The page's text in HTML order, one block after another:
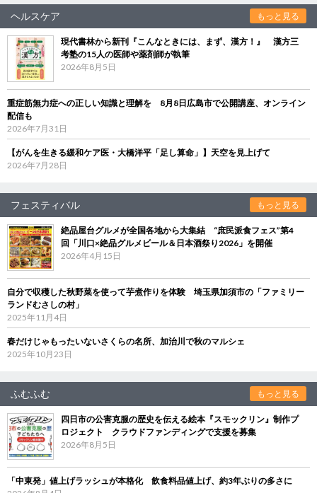
ヘルスケア もっと見る
現代書林から新刊『こんなときには、まず、漢方！』 漢方三
考塾の15人の医師や薬剤師が執筆
2026年8月5日
重症筋無力症への正しい知識と理解を 8月8日広島市で公開講座、オンライン
配信も
2026年7月31日
【がんを生きる緩和ケア医・大橋洋平「足し算命」】天空を見上げて
2026年7月28日
フェスティバル もっと見る
絶品屋台グルメが全国各地から大集結 “庶民派食フェス”第4
回「川口×絶品グルメビール＆日本酒祭り2026」を開催
2026年4月15日
自分で収穫した秋野菜を使って芋煮作りを体験 埼玉県加須市の「ファミリー
ランドむさしの村」
2025年11月4日
春だけじゃもったいないさくらの名所、加治川で秋のマルシェ
2025年10月23日
ふむふむ もっと見る
四日市の公害克服の歴史を伝える絵本『スモックリン』制作プ
ロジェクト クラウドファンディングで支援を募集
2026年8月5日
「中東発」値上げラッシュが本格化 飲食料品値上げ、約3年ぶりの多さに